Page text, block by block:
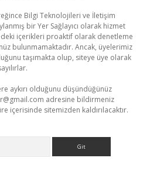
Bilgi Teknolojileri ve İletişim
bir Yer Sağlayıcı olarak hizmet
içerikleri proaktif olarak denetleme
bulunmamaktadır. Ancak, üyelerimiz
taşımakta olup, siteye üye olarak
aykırı olduğunu düşündüğünüz
adresine bildirmeniz
içerisinde sitemizden kaldırılacaktır.